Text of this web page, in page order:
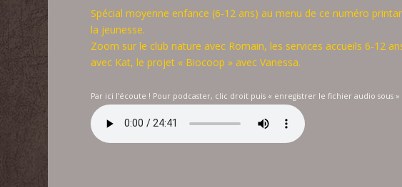
Spécial moyenne enfance (6-12 ans) au menu de ce numéro
la jeunesse.
Zoom sur le club nature avec Romain, les services accueils 6-12
avec Kat, le projet « Biocoop » avec Vanessa.
Par ici l’écoute ! Pour podcaster, clic droit puis « enregistrer le fichier audio sous »